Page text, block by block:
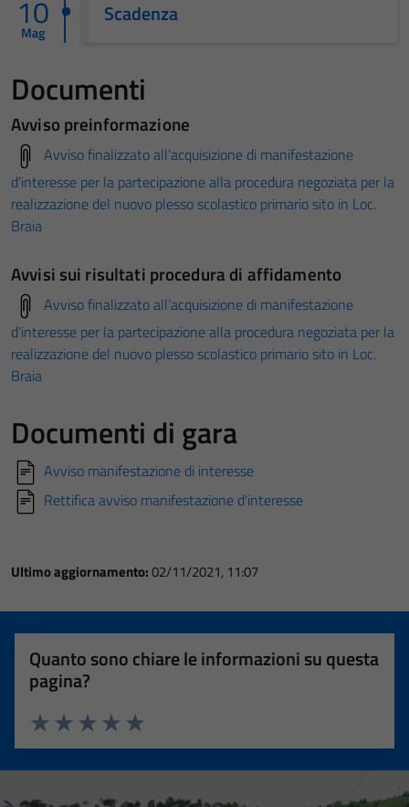
10
Mag
Scadenza
Documenti
Avviso preinformazione
Avviso finalizzato all’acquisizione di manifestazione
d’interesse per la partecipazione alla procedura negoziata per la
realizzazione del nuovo plesso scolastico primario sito in Loc.
Braia
Avvisi sui risultati procedura di affidamento
Avviso finalizzato all’acquisizione di manifestazione
d’interesse per la partecipazione alla procedura negoziata per la
realizzazione del nuovo plesso scolastico primario sito in Loc.
Braia
Documenti di gara
Avviso manifestazione di interesse
Rettifica avviso manifestazione d'interesse
Ultimo aggiornamento:02/11/2021, 11:07
Quanto sono chiare le informazioni su questa
pagina?
Valuta 5 stelle su 5
Valuta 4 stelle su 5
Valuta 3 stelle su 5
Valuta 2 stelle su 5
Valuta 1 stelle su 5